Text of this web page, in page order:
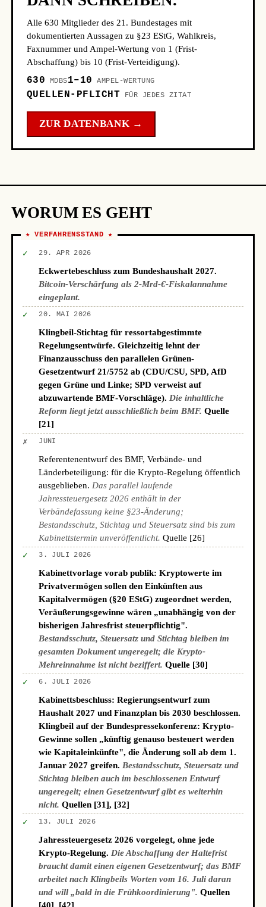
Alle 630 Mitglieder des 21. Bundestages mit
dokumentierten Aussagen zu §23 EStG, Wahlkreis,
Faxnummer und Ampel-Wertung von 1 (Frist-
Abschaffung) bis 10 (Frist-Verteidigung).
630 MDBS1–10 AMPEL-WERTUNG
QUELLEN-PFLICHT FÜR JEDES ZITAT
ZUR DATENBANK →
WORUM ES GEHT
★ VERFAHRENSSTAND ★
✓ 29. APR 2026
Eckwertebeschluss zum Bundeshaushalt 2027.
Bitcoin-Verschärfung als 2-Mrd-€-Fiskalannahme
eingeplant.
✓ 20. MAI 2026
Klingbeil-Stichtag für ressortabgestimmte
Regelungsentwürfe. Gleichzeitig lehnt der
Finanzausschuss den parallelen Grünen-
Gesetzentwurf 21/5752 ab (CDU/CSU, SPD, AfD
gegen Grüne und Linke; SPD verweist auf
abzuwartende BMF-Vorschläge). Die inhaltliche
Reform liegt jetzt ausschließlich beim BMF. Quelle
[21]
✗ JUNI
Referentenentwurf des BMF, Verbände- und
Länderbeteiligung: für die Krypto-Regelung öffentlich
ausgeblieben. Das parallel laufende
Jahressteuergesetz 2026 enthält in der
Verbändefassung keine §23-Änderung;
Bestandsschutz, Stichtag und Steuersatz sind bis zum
Kabinettstermin unveröffentlicht. Quelle [26]
✓ 3. JULI 2026
Kabinettvorlage vorab publik: Kryptowerte im
Privatvermögen sollen den Einkünften aus
Kapitalvermögen (§20 EStG) zugeordnet werden,
Veräußerungsgewinne wären „unabhängig von der
bisherigen Jahresfrist steuerpflichtig".
Bestandsschutz, Steuersatz und Stichtag bleiben im
gesamten Dokument ungeregelt; die Krypto-
Mehreinnahme ist nicht beziffert. Quelle [30]
✓ 6. JULI 2026
Kabinettsbeschluss: Regierungsentwurf zum
Haushalt 2027 und Finanzplan bis 2030 beschlossen.
Klingbeil auf der Bundespressekonferenz: Krypto-
Gewinne sollen „künftig genauso besteuert werden
wie Kapitaleinkünfte", die Änderung soll ab dem 1.
Januar 2027 greifen. Bestandsschutz, Steuersatz und
Stichtag bleiben auch im beschlossenen Entwurf
ungeregelt; einen Gesetzentwurf gibt es weiterhin
nicht. Quellen [31], [32]
✓ 13. JULI 2026
Jahressteuergesetz 2026 vorgelegt, ohne jede
Krypto-Regelung. Die Abschaffung der Haltefrist
braucht damit einen eigenen Gesetzentwurf; das BMF
arbeitet nach Klingbeils Worten vom 16. Juli daran
und will „bald in die Frühkoordinierung". Quellen